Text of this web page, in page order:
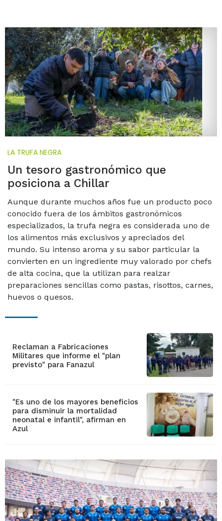
LA TRUFA NEGRA
Un tesoro gastronómico que
posiciona a Chillar
Aunque durante muchos años fue un producto poco
conocido fuera de los ámbitos gastronómicos
especializados, la trufa negra es considerada uno de
los alimentos más exclusivos y apreciados del
mundo. Su intenso aroma y su sabor particular la
convierten en un ingrediente muy valorado por chefs
de alta cocina, que la utilizan para realzar
preparaciones sencillas como pastas, risottos, carnes,
huevos o quesos.
Reclaman a Fabricaciones
Militares que informe el "plan
previsto" para Fanazul
"Es uno de los mayores beneficios
para disminuir la mortalidad
neonatal e infantil", afirman en
Azul